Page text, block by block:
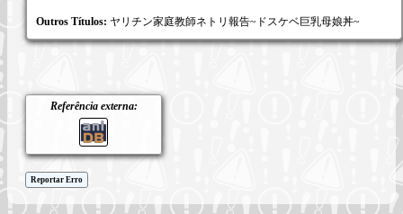
Outros Títulos: ヤリチン家庭教師ネトリ報告~ドスケベ巨乳母娘丼~
Referência externa:
Reportar Erro